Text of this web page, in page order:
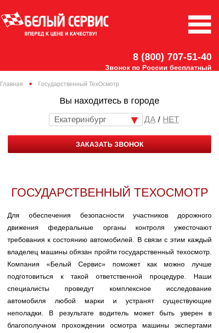
8 (800) 707-51-40
Звонок по России бесплатный
Главная Государственный ТехОсмотр
Вы находитесь в городе
Екатеринбург / НЕТ
ЗАКАЗАТЬ ЗВОНОК
ГОСУДАРСТВЕННЫЙ ТЕХОСМОТР
Для обеспечения безопасности участников дорожного
движения федеральные органы контроля ужесточают
требования к состоянию автомобилей. В связи с этим каждый
владелец машины обязан пройти государственный техосмотр.
Компания «Белый Сервис» поможет как можно лучше
подготовиться к такой ответственной процедуре. Наши
специалисты проведут комплексное исследование
автомобиля любой марки и устранят существующие
неполадки. В результате водитель может быть уверен в
благополучном прохождении осмотра машины экспертами